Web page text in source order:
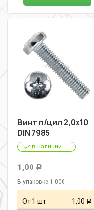
Винт п/цил 2,0х10
DIN 7985
в наличии
1,00 Р
В упаковке 1 000
От 1 шт 1,00 Р